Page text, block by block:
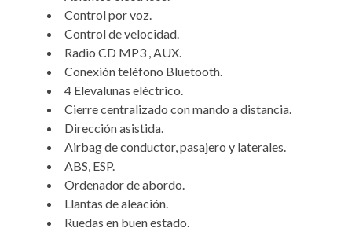
Control por voz.
Control de velocidad.
Radio CD MP3 , AUX.
Conexión teléfono Bluetooth.
4 Elevalunas eléctrico.
Cierre centralizado con mando a distancia.
Dirección asistida.
Airbag de conductor, pasajero y laterales.
ABS, ESP.
Ordenador de abordo.
Llantas de aleación.
Ruedas en buen estado.